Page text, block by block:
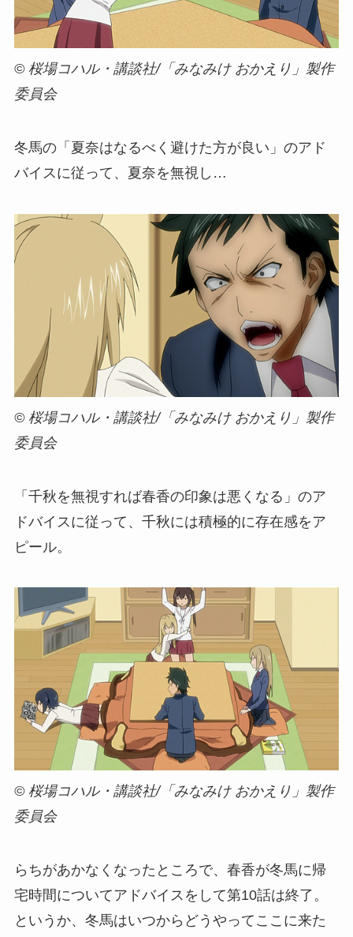
© 桜場コハル・講談社/「みなみけ おかえり」製作
委員会
冬馬の「夏奈はなるべく避けた方が良い」のアド
バイスに従って、夏奈を無視し…
© 桜場コハル・講談社/「みなみけ おかえり」製作
委員会
「千秋を無視すれば春香の印象は悪くなる」のア
ドバイスに従って、千秋には積極的に存在感をア
ピール。
© 桜場コハル・講談社/「みなみけ おかえり」製作
委員会
らちがあかなくなったところで、春香が冬馬に帰
宅時間についてアドバイスをして第10話は終了。
というか、冬馬はいつからどうやってここに来た